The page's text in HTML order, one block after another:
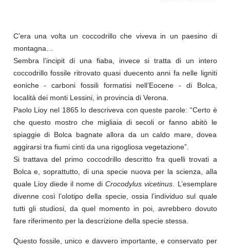
C’era una volta un coccodrillo che viveva in un paesino di
montagna…
Sembra l’incipit di una fiaba, invece si tratta di un intero
coccodrillo fossile ritrovato quasi duecento anni fa nelle ligniti
eoniche - carboni fossili formatisi nell’Eocene - di Bolca,
località dei monti Lessini, in provincia di Verona.
Paolo Lioy nel 1865 lo descriveva con queste parole: “Certo è
che questo mostro che migliaia di secoli or fanno abitò le
spiaggie di Bolca bagnate allora da un caldo mare, dovea
aggirarsi tra fiumi cinti da una rigogliosa vegetazione”.
Si trattava del primo coccodrillo descritto fra quelli trovati a
Bolca e, soprattutto, di una specie nuova per la scienza, alla
quale Lioy diede il nome diCrocodylus vicetinus. L’esemplare
divenne così l’olotipo della specie, ossia l’individuo sul quale
tutti gli studiosi, da quel momento in poi, avrebbero dovuto
fare riferimento per la descrizione della specie stessa.
Questo fossile, unico e davvero importante, e conservato per